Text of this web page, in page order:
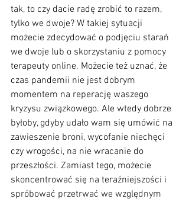
tak, to czy dacie radę zrobić to razem,
tylko we dwoje? W takiej sytuacji
możecie zdecydować o podjęciu starań
we dwoje lub o skorzystaniu z pomocy
terapeuty online. Możecie też uznać, że
czas pandemii nie jest dobrym
momentem na reperację waszego
kryzysu związkowego. Ale wtedy dobrze
byłoby, gdyby udało wam się umówić na
zawieszenie broni, wycofanie niechęci
czy wrogości, na nie wracanie do
przeszłości. Zamiast tego, możecie
skoncentrować się na teraźniejszości i
spróbować przetrwać we względnym